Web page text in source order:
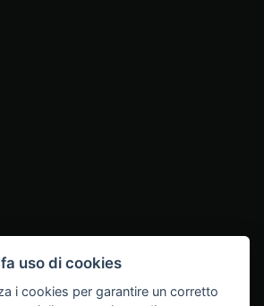
uso di cookies
i cookies per garantire un corretto